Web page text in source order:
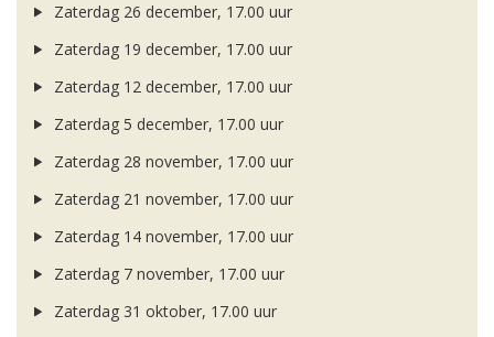
Zaterdag 26 december, 17.00 uur
Zaterdag 19 december, 17.00 uur
Zaterdag 12 december, 17.00 uur
Zaterdag 5 december, 17.00 uur
Zaterdag 28 november, 17.00 uur
Zaterdag 21 november, 17.00 uur
Zaterdag 14 november, 17.00 uur
Zaterdag 7 november, 17.00 uur
Zaterdag 31 oktober, 17.00 uur